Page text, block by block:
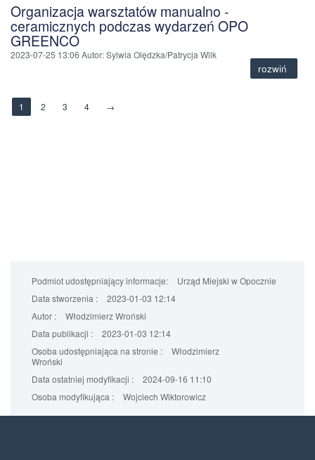
Organizacja warsztatów manualno -
ceramicznych podczas wydarzeń OPO
GREENCO
2023-07-25 13:06 Autor: Sylwia Olędzka/Patrycja Wilk
rozwiń
1 2 3 4 →
Podmiot udostępniający informacje:
Urząd Miejski w Opocznie
Data stworzenia :
2023-01-03 12:14
Autor :
Włodzimierz Wroński
Data publikacji :
2023-01-03 12:14
Osoba udostępniająca na stronie :
Włodzimierz
Wroński
Data ostatniej modyfikacji :
2024-09-16 11:10
Osoba modyfikująca :
Wojciech Wiktorowicz